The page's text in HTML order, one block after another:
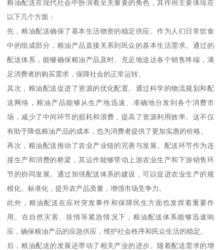
粮油配送在现代社会中扮演着至关重要的角色，其作用主要体现在
以下几个方面：
先，粮油配送确保了基本生活物资的稳定供应。作为人们日常饮食
中的组成部分，粮油产品直接关系到民众的基本生活需求。通过的
配送体系，能够确保粮油产品及时、充足地送达各个销售终端，满
足消费者的购买需求，保障社会的正常运转。
其次，粮油配送促进了资源的优化配置。通过科学的物流规划和配
送网络，粮油产品能够从生产地迅速、准确地分发到各个消费市
场，减少了中间环节的损耗和浪费，提高了资源利用效率。这不仅
有助于降低粮油产品的成本，也为消费者提供了更加实惠的价格。
再次，粮油配送推动了农业产业链的完善与发展。配送环节作为连
接生产和消费的桥梁，其运作能够带动上游农业生产和下游销售环
节的协同发展。通过加强配送体系的建设，可以促进农业生产的规
模化、标准化，提升农产品质量，增强市场竞争力。
此外，粮油配送在应对突发事件和保障民生方面也发挥着重要作
用。在自然灾害、疫情等紧急情况下，粮油配送体系能够迅速响
应，确保粮油产品的应急供应，维护社会秩序和民众生活的稳定。
后，粮油配送的发展还带动了相关产业的进步。随着配送需求的增